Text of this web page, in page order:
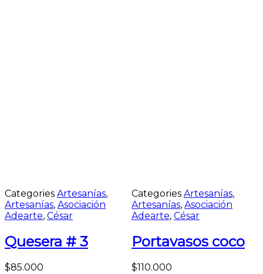
Categories Artesanías,
Artesanías, Asociación
Adearte, César
Quesera # 3
$85.000
Categories Artesanías,
Artesanías, Asociación
Adearte, César
Portavasos coco
$110.000